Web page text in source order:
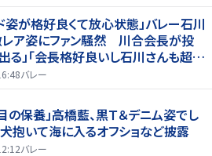
姿が格好良くて放心状態」バレー石川
ア姿にファン騒然 川合会長が投
る」「会長格好良いし石川さんも超格
バレー
目の保養」高橋藍、黒Ｔ＆デニム姿でし
抱いて海に入るオフショなど披露
バレー